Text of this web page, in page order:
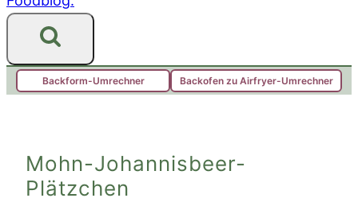
Backform-Umrechner Backofen zu Airfryer-Umrechner
Mohn-Johannisbeer-
Plätzchen